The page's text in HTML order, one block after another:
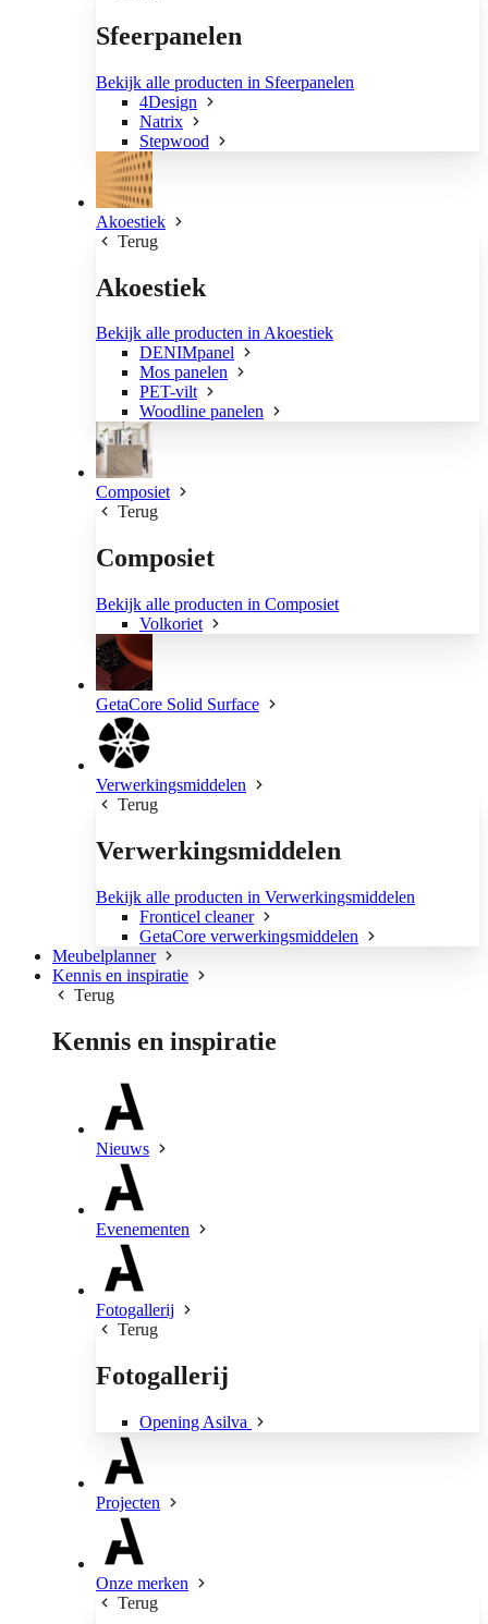
Sfeerpanelen
Bekijk alle producten in Sfeerpanelen
4Design
Natrix
Stepwood
Akoestiek
Terug
Akoestiek
Bekijk alle producten in Akoestiek
DENIMpanel
Mos panelen
PET-vilt
Woodline panelen
Composiet
Terug
Composiet
Bekijk alle producten in Composiet
Volkoriet
GetaCore Solid Surface
Verwerkingsmiddelen
Terug
Verwerkingsmiddelen
Bekijk alle producten in Verwerkingsmiddelen
Fronticel cleaner
GetaCore verwerkingsmiddelen
Meubelplanner
Kennis en inspiratie
Terug
Kennis en inspiratie
Nieuws
Evenementen
Fotogallerij
Terug
Fotogallerij
Opening Asilva
Projecten
Onze merken
Terug